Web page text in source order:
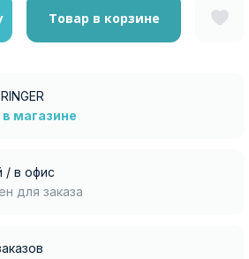
Товар в корзине
магазине
/ в офис
для заказа